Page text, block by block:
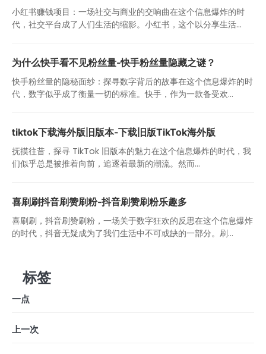
小红书赚钱项目：一场社交与商业的交响曲在这个信息爆炸的时
代，社交平台成了人们生活的缩影。小红书，这个以分享生活...
为什么快手看不见粉丝量-快手粉丝量隐藏之谜？
快手粉丝量的隐秘面纱：探寻数字背后的故事在这个信息爆炸的时
代，数字似乎成了衡量一切的标准。快手，作为一款备受欢...
tiktok下载海外版旧版本-下载旧版TikTok海外版
抚摸往昔，探寻 TikTok 旧版本的魅力在这个信息爆炸的时代，我
们似乎总是被推着向前，追逐着最新的潮流。然而...
喜刷刷抖音刷赞刷粉-抖音刷赞刷粉乐趣多
喜刷刷，抖音刷赞刷粉，一场关于数字狂欢的反思在这个信息爆炸
的时代，抖音无疑成为了我们生活中不可或缺的一部分。刷...
标签
一点
上一次